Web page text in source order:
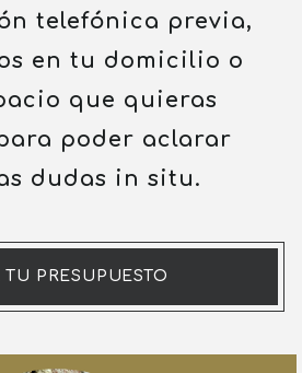
telefónica previa,
en tu domicilio o
que quieras
poder aclarar
dudas in situ.
TU PRESUPUESTO